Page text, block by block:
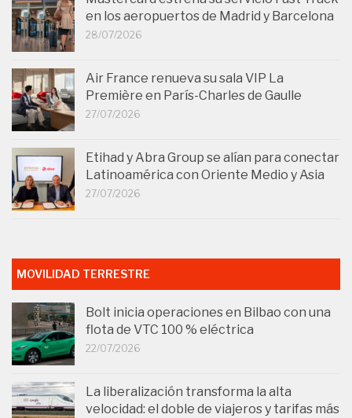
en los aeropuertos de Madrid y Barcelona
28/07/2026
Air France renueva su sala VIP La
Première en París-Charles de Gaulle
27/07/2026
Etihad y Abra Group se alían para conectar
Latinoamérica con Oriente Medio y Asia
27/07/2026
MOVILIDAD TERRESTRE
Bolt inicia operaciones en Bilbao con una
flota de VTC 100 % eléctrica
22/07/2026
La liberalización transforma la alta
velocidad: el doble de viajeros y tarifas más